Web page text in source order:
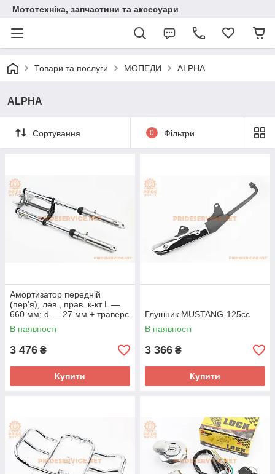
Мототехніка, запчастини та аксесуари
Товари та послуги МОПЕДИ ALPHA
ALPHA
Сортування 0 Фільтри
Амортизатор передній
(пер'я), лев., прав. к-кт L —
660 мм; d — 27 мм + траверс
+ кріплення фари, тип 2
В наявності
3 476 ₴
Купити
Глушник MUSTANG-125cc
В наявності
3 366 ₴
Купити